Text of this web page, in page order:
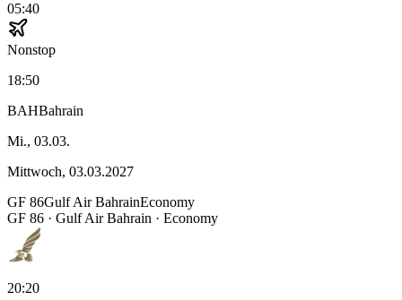
05:40
Nonstop
18:50
BAHBahrain
Mi., 03.03.
Mittwoch, 03.03.2027
GF 86Gulf Air BahrainEconomy
GF 86 · Gulf Air Bahrain · Economy
20:20